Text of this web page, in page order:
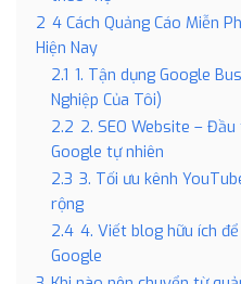
2 4 Cách Quảng Cáo Miễn
Hiện Nay
2.1 1. Tận dụng Google
Nghiệp Của Tôi)
2.2 2. SEO Website –
Google tự nhiên
2.3 3. Tối ưu kênh
rộng
2.4 4. Viết blog hữu ích
Google